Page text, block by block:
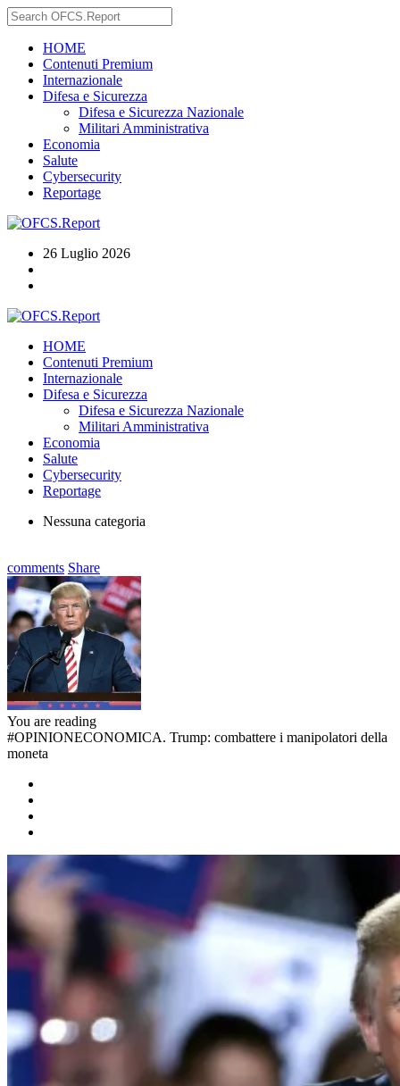
HOME
Contenuti Premium
Internazionale
Difesa e Sicurezza
Difesa e Sicurezza Nazionale
Militari Amministrativa
Economia
Salute
Cybersecurity
Reportage
26 Luglio 2026
HOME
Contenuti Premium
Internazionale
Difesa e Sicurezza
Difesa e Sicurezza Nazionale
Militari Amministrativa
Economia
Salute
Cybersecurity
Reportage
Nessuna categoria
comments Share
You are reading
#OPINIONECONOMICA. Trump: combattere i manipolatori della
moneta